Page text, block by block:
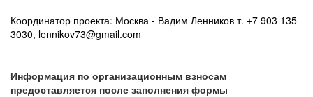
Координатор проекта: Москва - Вадим Ленников т. +7 903 135
3030, lennikov73@gmail.com
Информация по организационным взносам
предоставляется после заполнения формы